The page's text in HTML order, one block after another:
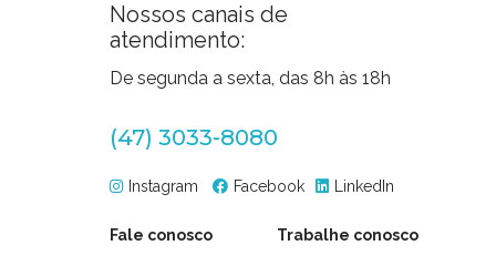
Nossos canais de
atendimento:
De segunda a sexta, das 8h às 18h
(47) 3033-8080
Instagram Facebook LinkedIn
Fale conosco Trabalhe conosco